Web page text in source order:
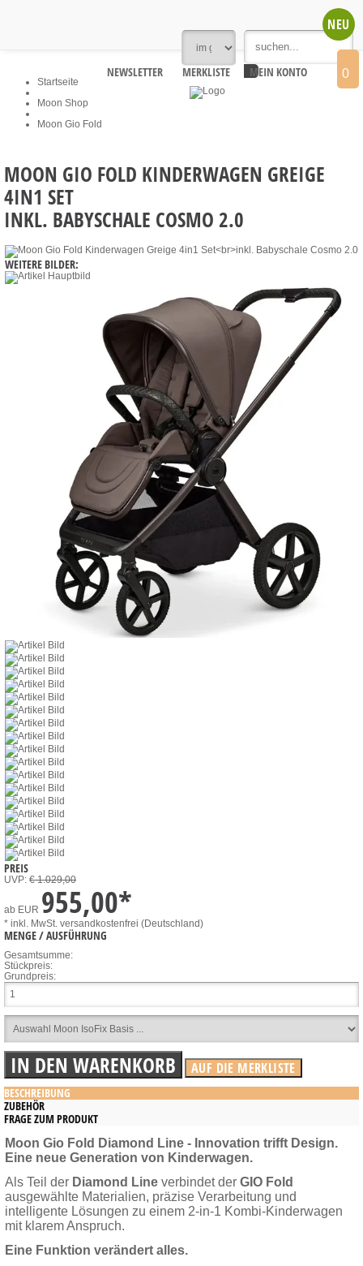
NEWSLETTER MERKLISTE MEIN KONTO 0
Startseite
Moon Shop
Moon Gio Fold
MOON GIO FOLD KINDERWAGEN GREIGE
4IN1 SET
INKL. BABYSCHALE COSMO 2.0
NEU
WEITERE BILDER:
PREIS
UVP: € 1.029,00
ab EUR 955,00*
* inkl. MwSt. versandkostenfrei (Deutschland)
MENGE / AUSFÜHRUNG
Gesamtsumme:
Stückpreis:
Grundpreis:
BESCHREIBUNG
ZUBEHÖR
FRAGE ZUM PRODUKT
Moon Gio Fold Diamond Line - Innovation trifft Design.
Eine neue Generation von Kinderwagen.
Als Teil der Diamond Line verbindet der GIO Fold
ausgewählte Materialien, präzise Verarbeitung und
intelligente Lösungen zu einem 2-in-1 Kombi-Kinderwagen
mit klarem Anspruch.
Eine Funktion verändert alles.